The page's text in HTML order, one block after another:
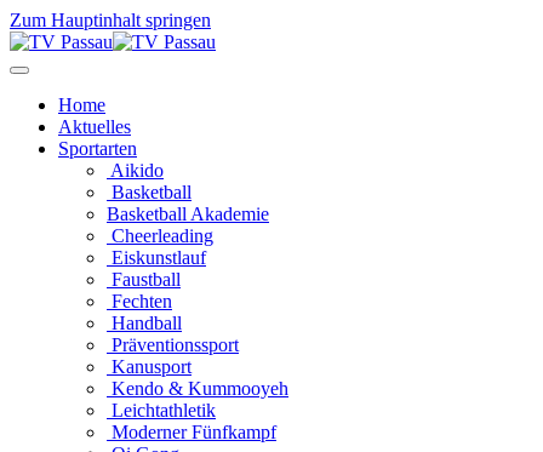
Zum Hauptinhalt springen
Home
Aktuelles
Sportarten
Aikido
Basketball
Basketball Akademie
Cheerleading
Eiskunstlauf
Faustball
Fechten
Handball
Präventionssport
Kanusport
Kendo & Kummooyeh
Leichtathletik
Moderner Fünfkampf